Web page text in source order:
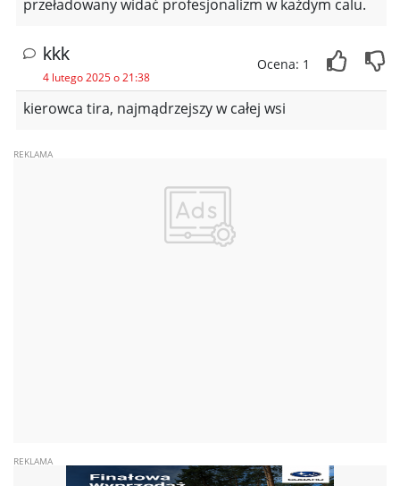
przeładowany widać profesjonalizm w każdym calu.
kkk
4 lutego 2025 o 21:38
Ocena: 1
kierowca tira, najmądrzejszy w całej wsi